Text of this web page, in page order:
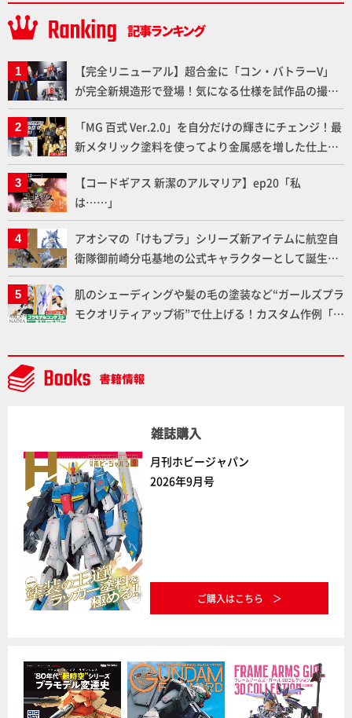
【完全リニューアル】超合金に「コン・バトラーV」
が完全新規造形で登場！気になる仕様を試作品の撮り
下ろしでご紹介!!さらに「大鉄人17」＆「ワンエイ
ト」セット情報もお届け！【超合金の魂】
「MG 百式 Ver.2.0」を自分だけの輝きにチェンジ！最
新メタリック塗料を使ってより金属感を増した仕上が
りに!!【試し読み】
【コードギアス 新潔のアルマリア】ep20「私
は……」
アオシマの「けもプラ」シリーズ新アイテムに航空自
衛隊御前崎分屯基地の公式キャラクターとして誕生し
た「おまねこ」が着任！けもプラ公式サイト限定版と
通常版の2ラインで発売！
肌のシェーディングや髪の毛の塗装など“ガールズプラ
モクオリティアップ術”で仕上げる！カスタム作例「白
デルコンテスト」～8月17日（月）11:59まで応募受付
中】
雑誌購入
月刊ホビージャパン
2026年9月号
ご購入はこちら